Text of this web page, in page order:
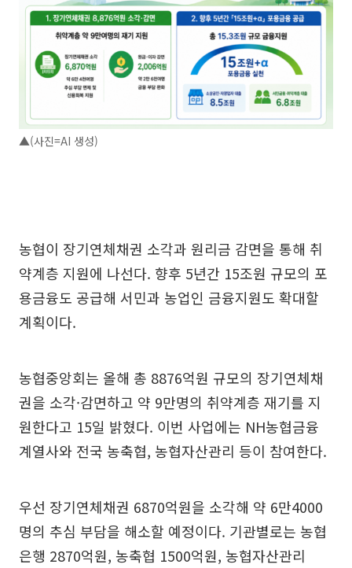
▲(사진=AI 생성)
농협이 장기연체채권 소각과 원리금 감면을 통해 취
약계층 지원에 나선다. 향후 5년간 15조원 규모의 포
용금융도 공급해 서민과 농업인 금융지원도 확대할
계획이다.
농협중앙회는 올해 총 8876억원 규모의 장기연체채
권을 소각·감면하고 약 9만명의 취약계층 재기를 지
원한다고 15일 밝혔다. 이번 사업에는 NH농협금융
계열사와 전국 농축협, 농협자산관리 등이 참여한다.
우선 장기연체채권 6870억원을 소각해 약 6만4000
명의 추심 부담을 해소할 예정이다. 기관별로는 농협
은행 2870억원, 농축협 1500억원, 농협자산관리